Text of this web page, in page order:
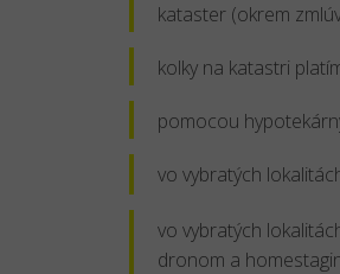
kataster (okrem
kolky na katastri
pomocou
vo vybratých
vo vybratých
dronom a